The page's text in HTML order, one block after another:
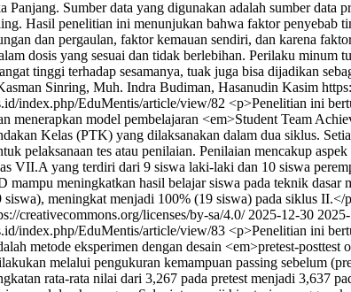
Panjang. Sumber data yang digunakan adalah sumber
Hasil penelitian ini menunjukan bahwa faktor
dan pergaulan, faktor kemauan sendiri, dan karena
dosis yang sesuai dan tidak berlebihan. Perilaku
tinggi terhadap sesamanya, tuak juga bisa dijadikan
Sinring, Muh. Indra Budiman, Hasanudin Kasim
index.php/EduMentis/article/view/82 <p>Penelitian ini
menerapkan model pembelajaran <em>Student Team
Kelas (PTK) yang dilaksanakan dalam dua siklus.
pelaksanaan tes atau penilaian. Penilaian mencakup
VII.A yang terdiri dari 9 siswa laki-laki dan 10 siswa
mampu meningkatkan hasil belajar siswa pada teknik
meningkat menjadi 100% (19 siswa) pada siklus II.</
creativecommons.org/licenses/by-sa/4.0/ 2025-12-30
index.php/EduMentis/article/view/83 <p>Penelitian ini
metode eksperimen dengan desain <em>pretest-
melalui pengukuran kemampuan passing sebelum
rata-rata nilai dari 3,267 pada pretest menjadi 3,637